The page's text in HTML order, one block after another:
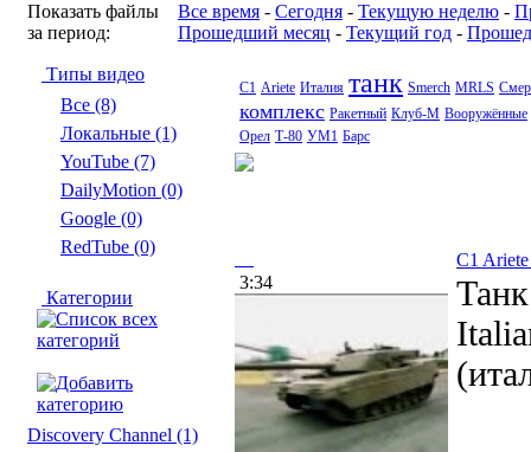
Показать файлы
за период:
Все время - Сегодня - Текущую неделю -
Прошедший месяц - Текущий год -
Типы видео
Все (8)
Локальные (1)
YouTube (7)
DailyMotion (0)
Google (0)
RedTube (0)
Категории
Discovery Channel (1)
C1 Ariete Италия танк Smerch MRLS
комплекс Ракетный Клуб-М Вооружённые
Орел Т-80 УМ1 Барс
3:34
C1